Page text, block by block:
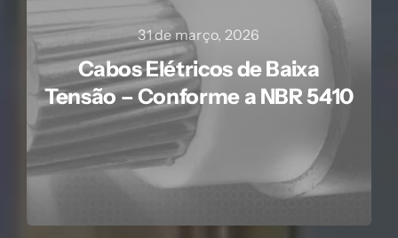
31 de março, 2026
Cabos Elétricos de Baixa
Tensão – Conforme a NBR 5410